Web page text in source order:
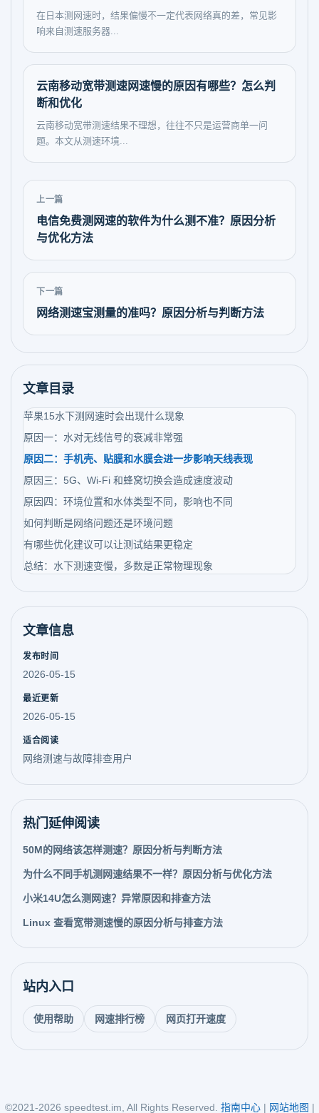
在日本测网速时，结果偏慢不一定代表网络真的差，常见影
响来自测速服务器...
云南移动宽带测速网速慢的原因有哪些？怎么判
断和优化
云南移动宽带测速结果不理想，往往不只是运营商单一问
题。本文从测速环境...
上一篇
电信免费测网速的软件为什么测不准？原因分析
与优化方法
下一篇
网络测速宝测量的准吗？原因分析与判断方法
文章目录
苹果15水下测网速时会出现什么现象
原因一：水对无线信号的衰减非常强
原因二：手机壳、贴膜和水膜会进一步影响天线表现
原因三：5G、Wi-Fi 和蜂窝切换会造成速度波动
原因四：环境位置和水体类型不同，影响也不同
如何判断是网络问题还是环境问题
有哪些优化建议可以让测试结果更稳定
总结：水下测速变慢，多数是正常物理现象
文章信息
发布时间
2026-05-15
最近更新
2026-05-15
适合阅读
网络测速与故障排查用户
热门延伸阅读
50M的网络该怎样测速？原因分析与判断方法
为什么不同手机测网速结果不一样？原因分析与优化方法
小米14U怎么测网速？异常原因和排查方法
Linux 查看宽带测速慢的原因分析与排查方法
站内入口
使用帮助 网速排行榜 网页打开速度
©2021-2026 speedtest.im, All Rights Reserved. 指南中心| 网站地图 |